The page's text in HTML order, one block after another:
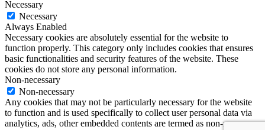
Necessary
Necessary
Always Enabled
Necessary cookies are absolutely essential for the website to
function properly. This category only includes cookies that ensures
basic functionalities and security features of the website. These
cookies do not store any personal information.
Non-necessary
Non-necessary
Any cookies that may not be particularly necessary for the website
to function and is used specifically to collect user personal data via
analytics, ads, other embedded contents are termed as non-necessary